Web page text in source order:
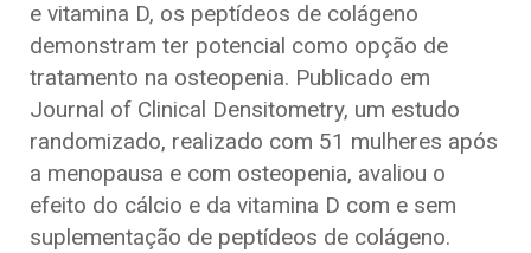
e vitamina D, os peptídeos de colágeno
demonstram ter potencial como opção de
tratamento na osteopenia. Publicado em
Journal of Clinical Densitometry, um estudo
randomizado, realizado com 51 mulheres após
a menopausa e com osteopenia, avaliou o
efeito do cálcio e da vitamina D com e sem
suplementação de peptídeos de colágeno.